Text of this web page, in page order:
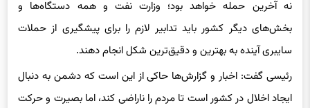
نه آخرین حمله خواهد بود؛ وزارت نفت و همه دستگاه‌ها و
بخش‌های دیگر کشور باید تدابیر لازم را برای پیشگیری از حملات
سایبری آینده به بهترین و دقیق‌ترین شکل انجام دهند.
رئیسی گفت: اخبار و گزارش‌ها حاکی از این است که دشمن به دنبال
ایجاد اخلال در کشور است تا مردم را ناراضی کند،‌ اما بصیرت و حرکت